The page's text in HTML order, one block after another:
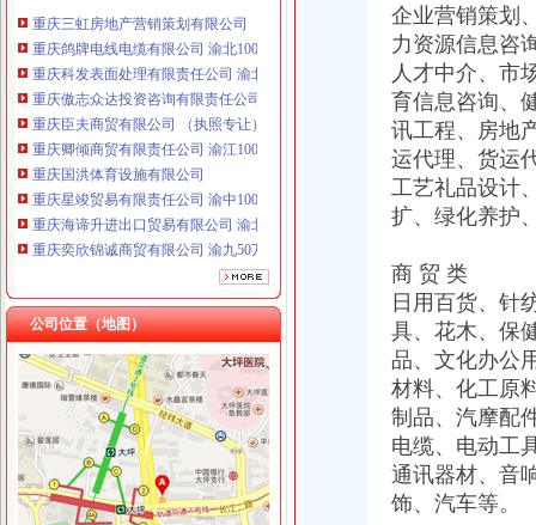
重庆鸽牌电线电缆有限公司 渝北10010万 (进出口权)
重庆科发表面处理有限责任公司 渝北800万 （进出口权）
重庆傲志众达投资咨询有限责任公司 渝九1000万 （增资）
重庆臣夫商贸有限公司 （执照专让）
重庆卿倾商贸有限责任公司 渝江100万 （工商注册）
重庆国洪体育设施有限公司
重庆星竣贸易有限责任公司 渝中100万 （进出口权）
重庆海谛升进出口贸易有限公司 渝北100万 （进出口权）
重庆奕欣锦诚商贸有限公司 渝九50万 （工商注册）
重庆信同广告有限公司 渝沙50万 （工商注册）
重庆三虹房地产营销策划有限公司
公司位置（地图）
工商动态
城口局全面启动“四大一重点”重庆代理记账工作
巫溪局重庆公司注销尖山所建立农村商品质量安全宣长效机制
綦江局推行五项措施加集贸市重庆分公司注册场监管
沙坪坝局提出加基层规范化建设应着力从树立“四种意识”重庆发票申请上下功夫
企业营销策划
力资源信息咨
人才中介、市
育信息咨询、
讯工程、房地
运代理、货运
工艺礼品设计
扩、绿化养护
商 贸 类
日用百货、针
具、花木、保
品、文化办公
材料、化工原
制品、汽摩配
电缆、电动工
通讯器材、音
饰、汽车等。